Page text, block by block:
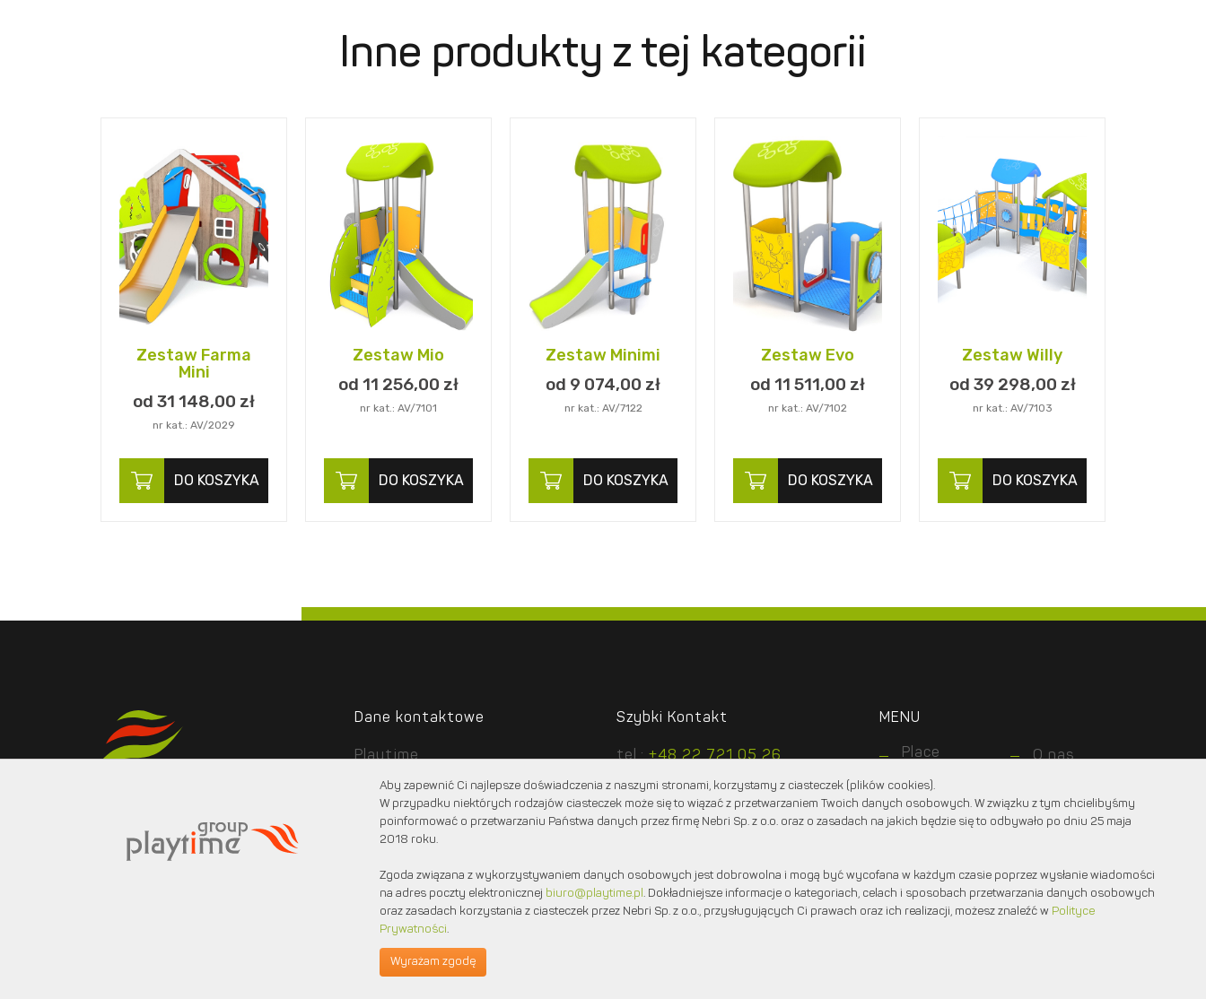
Inne produkty z tej kategorii
Zestaw Farma
Mini
od 31 148,00 zł
nr kat.: AV/2029
DO KOSZYKA
Zestaw Mio
od 11 256,00 zł
nr kat.: AV/7101
DO KOSZYKA
Zestaw Minimi
od 9 074,00 zł
nr kat.: AV/7122
DO KOSZYKA
Zestaw Evo
od 11 511,00 zł
nr kat.: AV/7102
DO KOSZYKA
Zestaw Willy
od 39 298,00 zł
nr kat.: AV/7103
DO KOSZYKA
Dane kontaktowe
Playtime
ul. Pocztowa 1 lok. 6
05-082 Stare Babice
Szybki Kontakt
tel.:+48 22 721 05 26
+48 604 360 707
e-mail:biuro@playtime.pl
MENU
Place
Ogrody
Nawierzchnie
nami
O nas
Dla
projektantów
Aby zapewnić Ci najlepsze doświadczenia z naszymi stronami, korzystamy z ciasteczek (plików cookies).
W przypadku niektórych rodzajów ciasteczek może się to wiązać z przetwarzaniem Twoich danych osobowych. W związku z tym chcielibyśmy
poinformować o przetwarzaniu Państwa danych przez firmę Nebri Sp. z o.o. oraz o zasadach na jakich będzie się to odbywało po dniu 25 maja
2018 roku.
Zgoda związana z wykorzystywaniem danych osobowych jest dobrowolna i mogą być wycofana w każdym czasie poprzez wysłanie wiadomości
na adres poczty elektronicznej biuro@playtime.pl. Dokładniejsze informacje o kategoriach, celach i sposobach przetwarzania danych osobowych
oraz zasadach korzystania z ciasteczek przez Nebri Sp. z o.o., przysługujących Ci prawach oraz ich realizacji, możesz znaleźć w Polityce
Prywatności.
Wyrażam zgodę